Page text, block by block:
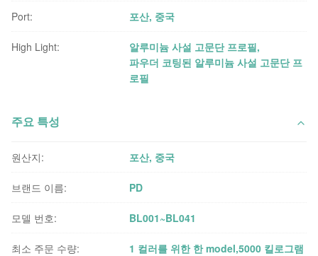
Port: 포산, 중국
High Light: 알루미늄 사설 고문단 프로필,
파우더 코팅된 알루미늄 사설 고문단 프
로필
주요 특성
원산지: 포산, 중국
브랜드 이름: PD
모델 번호: BL001~BL041
최소 주문 수량:
1 컬러를 위한 한 model,5000 킬로그램